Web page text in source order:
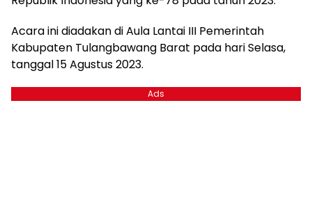
Acara ini diadakan di Aula Lantai III Pemerintah
Kabupaten Tulangbawang Barat pada hari Selasa,
tanggal 15 Agustus 2023.
Ads